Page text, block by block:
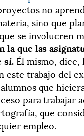
no
sino que
se involucren
la que las
sí. Él mismo, dice,
este trabajo del
que
para trabajar
que
empleo.